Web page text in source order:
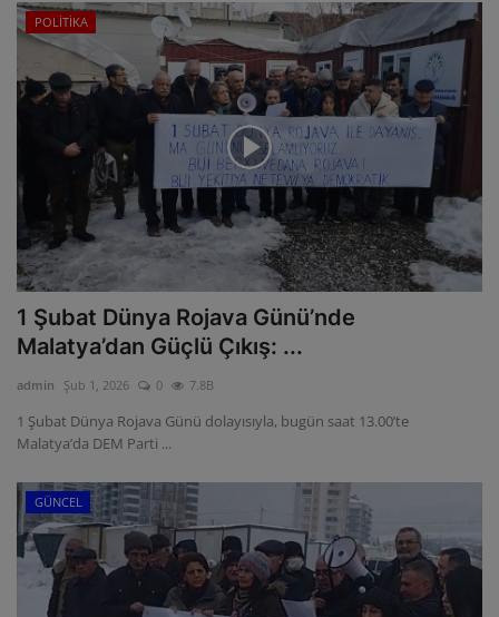
POLİTİKA
1 Şubat Dünya Rojava Günü’nde
Malatya’dan Güçlü Çıkış: ...
admin Şub 1, 2026 0 7.8B
1 Şubat Dünya Rojava Günü dolayısıyla, bugün saat 13.00’te
Malatya’da DEM Parti ...
GÜNCEL